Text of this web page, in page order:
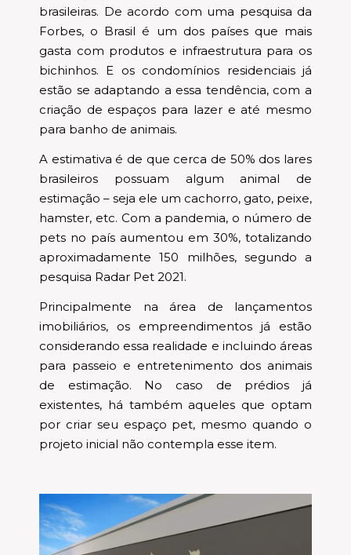
brasileiras. De acordo com uma pesquisa da
Forbes, o Brasil é um dos países que mais
gasta com produtos e infraestrutura para os
bichinhos. E os condomínios residenciais já
estão se adaptando a essa tendência, com a
criação de espaços para lazer e até mesmo
para banho de animais.
A estimativa é de que cerca de 50% dos lares
brasileiros possuam algum animal de
estimação – seja ele um cachorro, gato, peixe,
hamster, etc. Com a pandemia, o número de
pets no país aumentou em 30%, totalizando
aproximadamente 150 milhões, segundo a
pesquisa Radar Pet 2021.
Principalmente na área de lançamentos
imobiliários, os empreendimentos já estão
considerando essa realidade e incluindo áreas
para passeio e entretenimento dos animais
de estimação. No caso de prédios já
existentes, há também aqueles que optam
por criar seu espaço pet, mesmo quando o
projeto inicial não contempla esse item.